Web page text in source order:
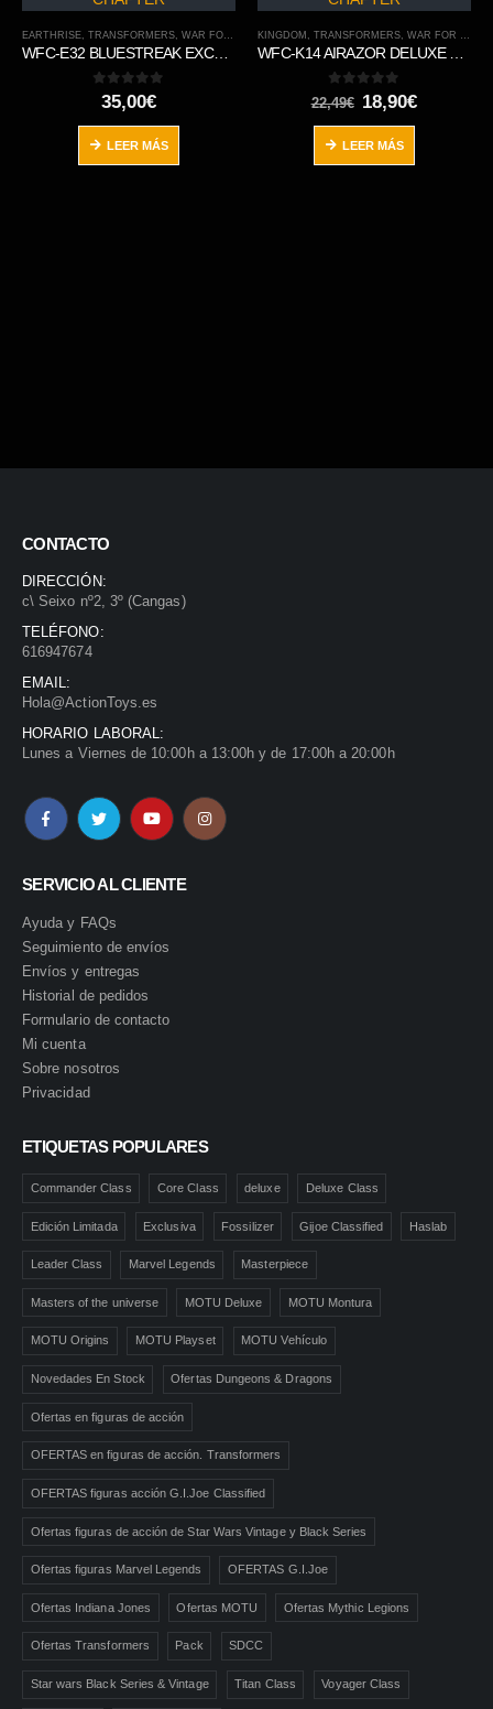
EARTHRISE, TRANSFORMERS, WAR FOR CYBERTRON TRILOGY
WFC-E32 BLUESTREAK EXCLUSIVE DELUXE CLASS TRANSFORMERS GENERATIONS WAR FOR CYBERTRON EARTHRISE CHAPTER
out of 5
35,00€
LEER MÁS
KINGDOM , TRANSFORMERS, WAR FOR CYBERTRON TRILOGY
WFC-K14 AIRAZOR DELUXE CLASS TRANSFORMERS GENERATIONS WAR FOR CYBERTRON KINGDOM CHAPTER
0out of 5
22,49€ El
precio
original
era:
22,49€.
18,90€El
LEER MÁS
CONTACTO
DIRECCIÓN:
c\ Seixo nº2, 3º (Cangas)
TELÉFONO:
616947674
EMAIL:
Hola@ActionToys.es
HORARIO LABORAL:
Lunes a Viernes de 10:00h a 13:00h y de 17:00h a 20:00h
SERVICIO AL CLIENTE
Ayuda y FAQs
Seguimiento de envíos
Envíos y entregas
Historial de pedidos
Formulario de contacto
Mi cuenta
Sobre nosotros
Privacidad
ETIQUETAS POPULARES
Commander Class Core Class deluxe Deluxe Class
Edición Limitada Exclusiva Fossilizer Gijoe Classified Haslab
Leader Class Marvel Legends Masterpiece
Masters of the universe MOTU Deluxe MOTU Montura
MOTU Origins MOTU Playset MOTU Vehículo
Novedades En Stock Ofertas Dungeons & Dragons
Ofertas en figuras de acción
OFERTAS en figuras de acción. Transformers
OFERTAS figuras acción G.I.Joe Classified
Ofertas figuras de acción de Star Wars Vintage y Black Series
Ofertas figuras Marvel Legends OFERTAS G.I.Joe
Ofertas Indiana Jones Ofertas MOTU Ofertas Mythic Legions
Ofertas Transformers Pack SDCC
Star wars Black Series & Vintage Titan Class Voyager Class